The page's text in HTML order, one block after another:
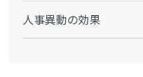
人事異動の効果